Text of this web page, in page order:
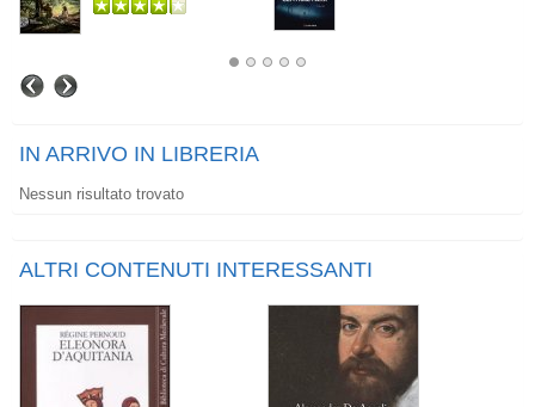
IN ARRIVO IN LIBRERIA
Nessun risultato trovato
ALTRI CONTENUTI INTERESSANTI